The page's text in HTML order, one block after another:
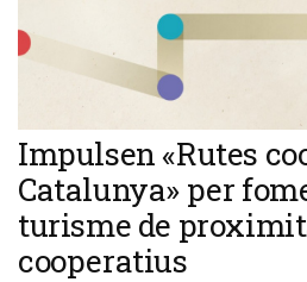
Impulsen «Rutes
Catalunya» per
turisme de
cooperatius